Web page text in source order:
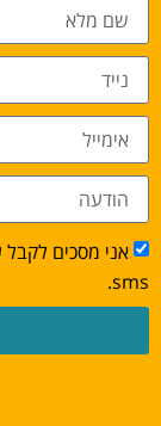
אני מסכים לקבל
sms.